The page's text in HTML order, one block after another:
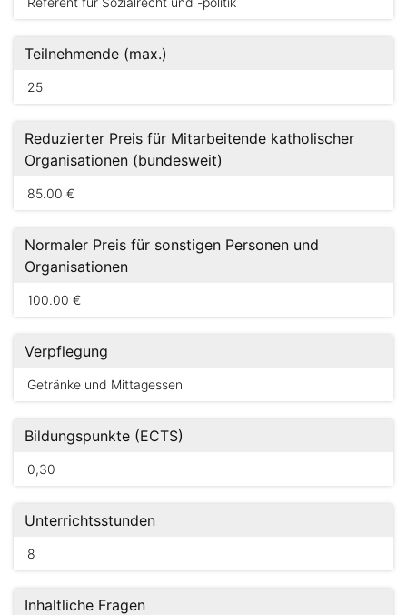
Teilnehmende (max.)
25
Reduzierter Preis für Mitarbeitende katholischer
Organisationen (bundesweit)
85.00 €
Normaler Preis für sonstigen Personen und
Organisationen
100.00 €
Verpflegung
Getränke und Mittagessen
Bildungspunkte (ECTS)
0,30
Unterrichtsstunden
8
Inhaltliche Fragen